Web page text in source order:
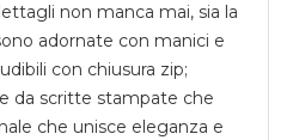
non manca mai, sia la
adornate con manici e
con chiusura zip;
da scritte stampate che
che unisce eleganza e